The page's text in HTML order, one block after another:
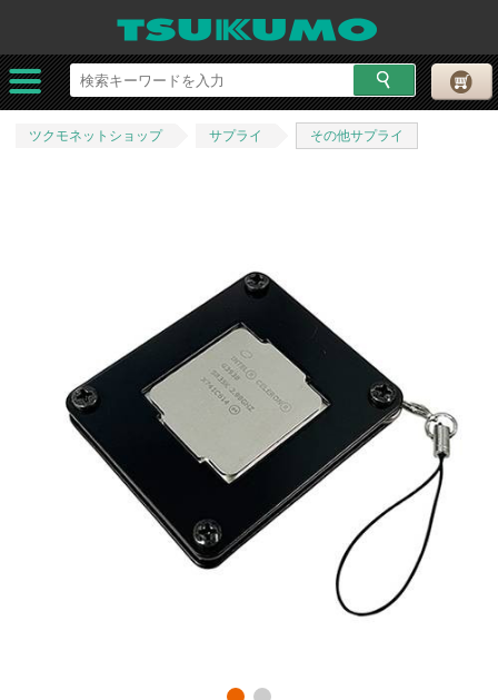
ツクモネットショップ サプライ その他サプライ